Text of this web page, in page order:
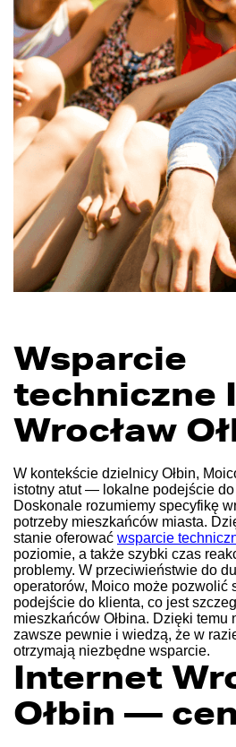
Wsparcie
techniczne
Wrocław
W kontekście dzielnicy Ołbin,
istotny atut — lokalne podejście do
Doskonale rozumiemy specyfikę
potrzeby mieszkańców miasta.
stanie oferować wsparcie
poziomie, a także szybki czas
problemy. W przeciwieństwie do
operatorów, Moico może pozwolić
podejście do klienta, co jest
mieszkańców Ołbina. Dzięki
zawsze pewnie i wiedzą, że w
otrzymają niezbędne wsparcie.
Internet
Ołbin —